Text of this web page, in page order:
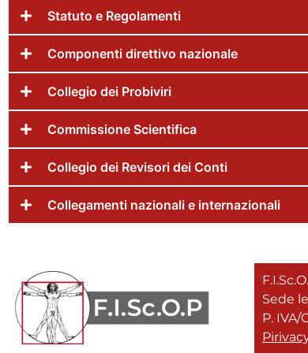
Statuto e Regolamenti
Componenti direttivo nazionale
Collegio dei Probiviri
Commissione Scientifica
Collegio dei Revisori dei Conti
Collegamenti nazionali e internazionali
Sede
P. IVA/